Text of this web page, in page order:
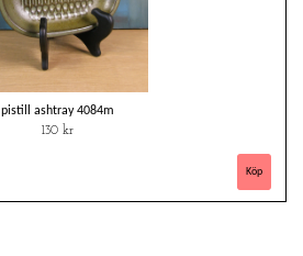
pistill ashtray 4084m
130 kr